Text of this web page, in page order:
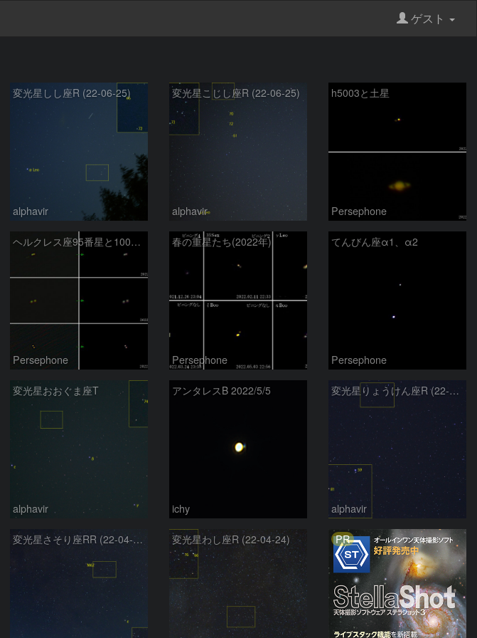
ゲスト
変光星しし座R (22-06-25)
alphavir
変光星こじし座R (22-06-25)
alphavir
h5003と土星
Persephone
ヘルクレス座95番星と100番星
Persephone
春の重星たち(2022年)
Persephone
てんびん座α1、α2
Persephone
変光星おおぐま座T
alphavir
アンタレスB 2022/5/5
ichy
変光星りょうけん座R (22-04-30)
alphavir
変光星さそり座RR (22-04-24) 変光星わし座R (22-04-24) PR